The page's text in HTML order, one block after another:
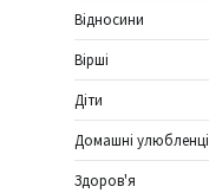
Відносини
Вірші
Діти
Домашні улюбленці
Здоров'я